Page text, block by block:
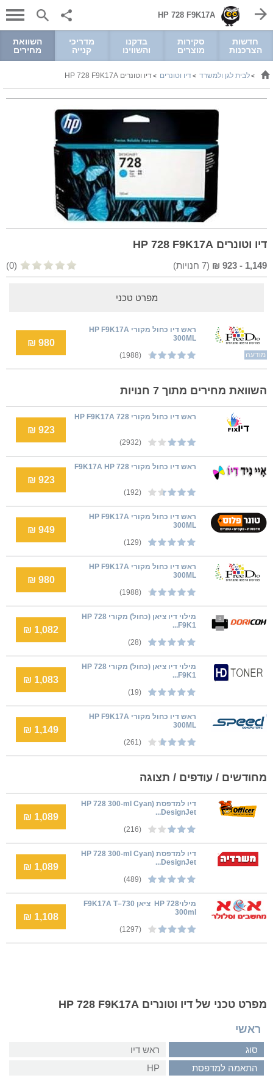
HP 728 F9K17A
חדשות
הצרכנות
סקירות
מוצרים
בדקנו
והשווינו
מדריכי
קנייה
השוואת
מחירים
>לבית לגן ולמשרד >דיו וטונרים >דיו וטונרים HP 728 F9K17A
דיו וטונרים HP 728 F9K17A
1,149
-
923
₪
(
7 חנויות) (0)
מפרט טכני
מודעה
ראש דיו כחול מקורי HP F9K17A
300ML
(1988)
980 ₪
השוואת מחירים מתוך 7 חנויות
ראש דיו כחול מקורי HP F9K17A 728
(2932)
923 ₪
ראש דיו כחול מקורי F9K17A HP 728
(192)
923 ₪
ראש דיו כחול מקורי HP F9K17A
300ML
(129)
949 ₪
ראש דיו כחול מקורי HP F9K17A
300ML
(1988)
980 ₪
מילוי‎ דיו ציאן (כחול) מקורי HP 728
F9K1...
(28)
1,082 ₪
מילוי‎ דיו ציאן (כחול) מקורי HP 728
F9K1...
(19)
1,083 ₪
ראש דיו כחול מקורי HP F9K17A
300ML
(261)
1,149 ₪
מחודשים / עודפים / תצוגה
דיו למדפסת (HP 728 300-ml Cyan
DesignJet...
(216)
1,089 ₪
דיו למדפסת (HP 728 300-ml Cyan
DesignJet...
(489)
1,089 ₪
מילוי‎ HP 728 ציאן F9K17A T–730
300ml
(1297)
1,108 ₪
מפרט טכני של דיו וטונרים HP 728 F9K17A
ראשי
סוג
ראש דיו
התאמה למדפסת
HP